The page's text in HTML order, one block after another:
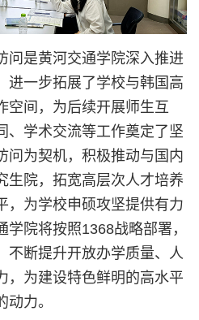
问是黄河交通学院深入推进
进一步拓展了学校与韩国高
空间，为后续开展师生互
、学术交流等工作奠定了坚
问为契机，积极推动与国内
生院，拓宽高层次人才培养
，为学校申硕攻坚提供有力
院将按照1368战略部署，
不断提升开放办学质量、人
，为建设特色鲜明的高水平
力。